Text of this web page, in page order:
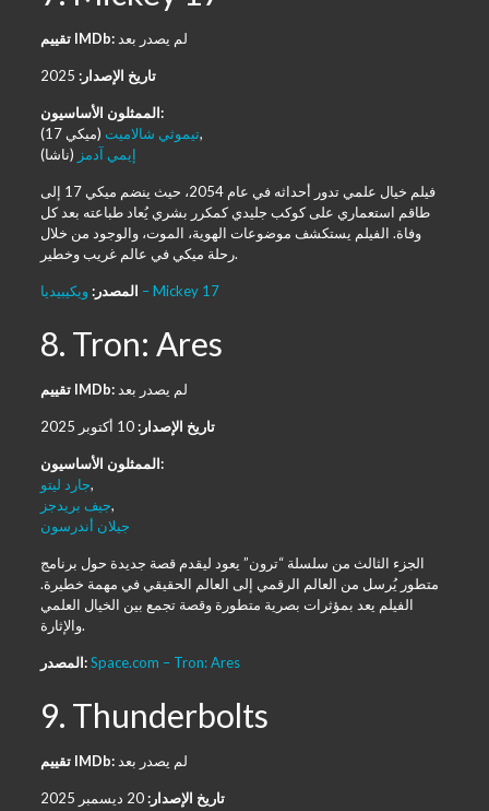
تقييم IMDb: لم يصدر بعد
تاريخ الإصدار:
الممثلون الأساسيون:
تيموثي شالاميت(ميكي 17),
إيمي آدمز (ناشا)
فيلم خيال علمي تدور أحداثه في عام 2054، حيث ينضم ميكي 17 إلى
طاقم استعماري على كوكب جليدي كمكرر بشري يُعاد طباعته بعد كل
وفاة. الفيلم يستكشف موضوعات الهوية، الموت، والوجود من خلال
رحلة ميكي في عالم غريب وخطير.
المصدر: ويكيبيديا – Mickey 17
8. Tron: Ares
تقييم IMDb: لم يصدر بعد
تاريخ الإصدار:10 أكتوبر 2025
الممثلون الأساسيون:
جارد ليتو,
جيف بريدجز,
جيلان أندرسون
الجزء الثالث من سلسلة “ترون” يعود ليقدم قصة جديدة حول برنامج
متطور يُرسل من العالم الرقمي إلى العالم الحقيقي في مهمة خطيرة.
الفيلم يعد بمؤثرات بصرية متطورة وقصة تجمع بين الخيال العلمي
والإثارة.
المصدر:Space.com – Tron: Ares
9. Thunderbolts
تقييم IMDb: لم يصدر بعد
تاريخ الإصدار:20 ديسمبر 2025